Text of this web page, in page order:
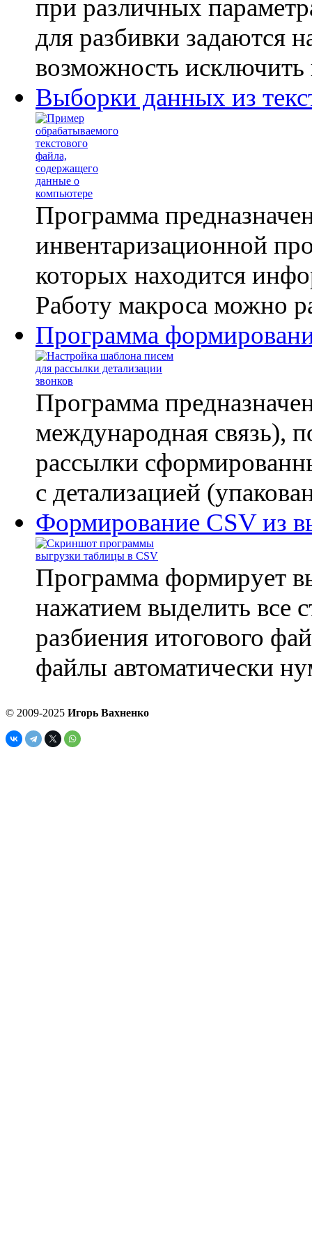
при различных
для разбивки задаются
возможность исключить
Выборки данных из
Программа
инвентаризационной
которых находится
Работу макроса можно
Программа
Программа
международная связь),
рассылки
с детализацией
Формирование CSV из
Программа формирует
нажатием выделить все
разбиения итогового
файлы автоматически
© 2009-2025 Игорь Вахненко